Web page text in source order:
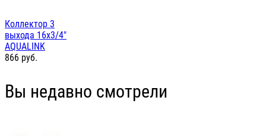
Коллектор 3
выхода 16х3/4"
AQUALINK
866 руб.
Вы недавно смотрели